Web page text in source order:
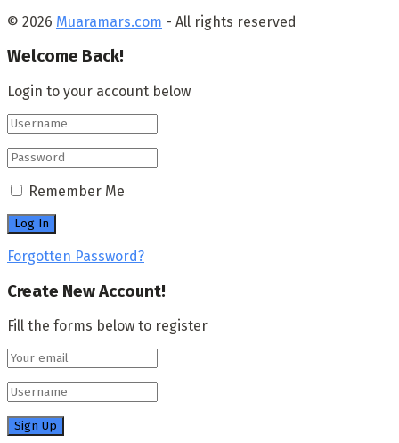
© 2026 Muaramars.com - All rights reserved
Welcome Back!
Login to your account below
Remember Me
Forgotten Password?
Create New Account!
Fill the forms below to register